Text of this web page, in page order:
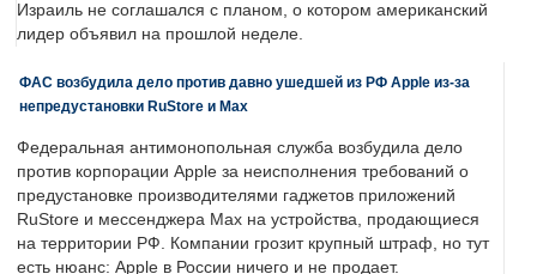
Израиль не соглашался с планом, о котором американский
лидер объявил на прошлой неделе.
ФАС возбудила дело против давно ушедшей из РФ Apple из-за
непредустановки RuStore и Max
Федеральная антимонопольная служба возбудила дело
против корпорации Apple за неисполнения требований о
предустановке производителями гаджетов приложений
RuStore и мессенджера Max на устройства, продающиеся
на территории РФ. Компании грозит крупный штраф, но тут
есть нюанс: Apple в России ничего и не продает.